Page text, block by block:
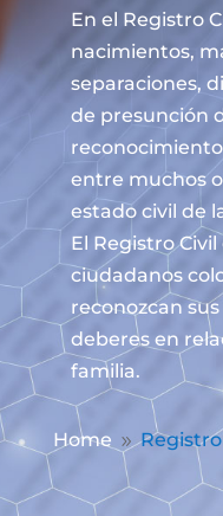
En el Registro
nacimientos,
separaciones,
de presunción
entre muchos
estado civil de
El Registro
ciudadanos
reconozcan
deberes en
familia.
Home 9 Registro